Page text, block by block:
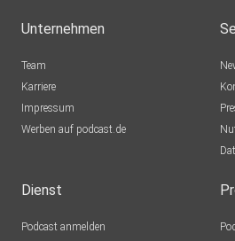
Unternehmen
Team
Karriere
Impressum
Werben auf podcast.de
Dienst
Podcast anmelden